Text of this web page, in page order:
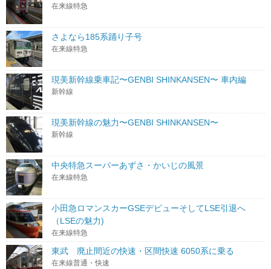
在来線特急
さよなら185系踊り子号
在来線特急
現美新幹線乗車記〜GENBI SHINKANSEN〜 車内編
新幹線
現美新幹線の魅力〜GENBI SHINKANSEN〜
新幹線
中央特急スーパーあずさ・かいじの風景
在来線特急
小田急ロマンスカーGSEデビューそしてLSE引退へ
（LSEの魅力)
在来線特急
東武 廃止間近の快速・区間快速 6050系に乗る
在来線普通・快速